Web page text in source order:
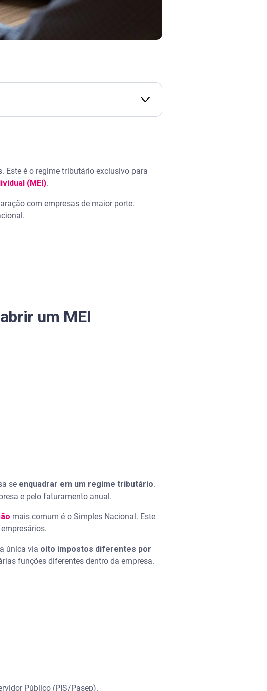
Este é o regime tributário exclusivo para
(MEI).
com empresas de maior porte.
um MEI
se enquadrar em um regime tributário.
e pelo faturamento anual.
mais comum é o Simples Nacional. Este
única via oito impostos diferentes por
funções diferentes dentro da empresa.
Público (PIS/Pasep).